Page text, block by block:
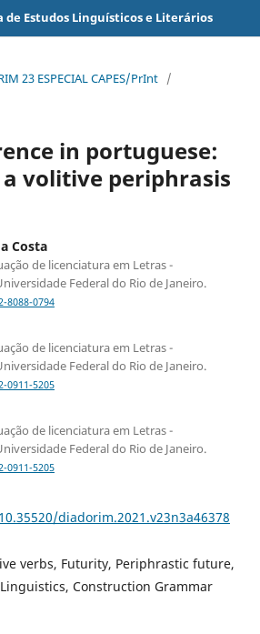
de Estudos Linguísticos e Literários
23 ESPECIAL CAPES/PrInt /
in portuguese:
volitive periphrasis
Costa
de licenciatura em Letras -
Federal do Rio de Janeiro.
8088-0794
de licenciatura em Letras -
Federal do Rio de Janeiro.
0911-5205
de licenciatura em Letras -
Federal do Rio de Janeiro.
0911-5205
diadorim.2021.v23n3a46378
verbs, Futurity, Periphrastic future,
Construction Grammar